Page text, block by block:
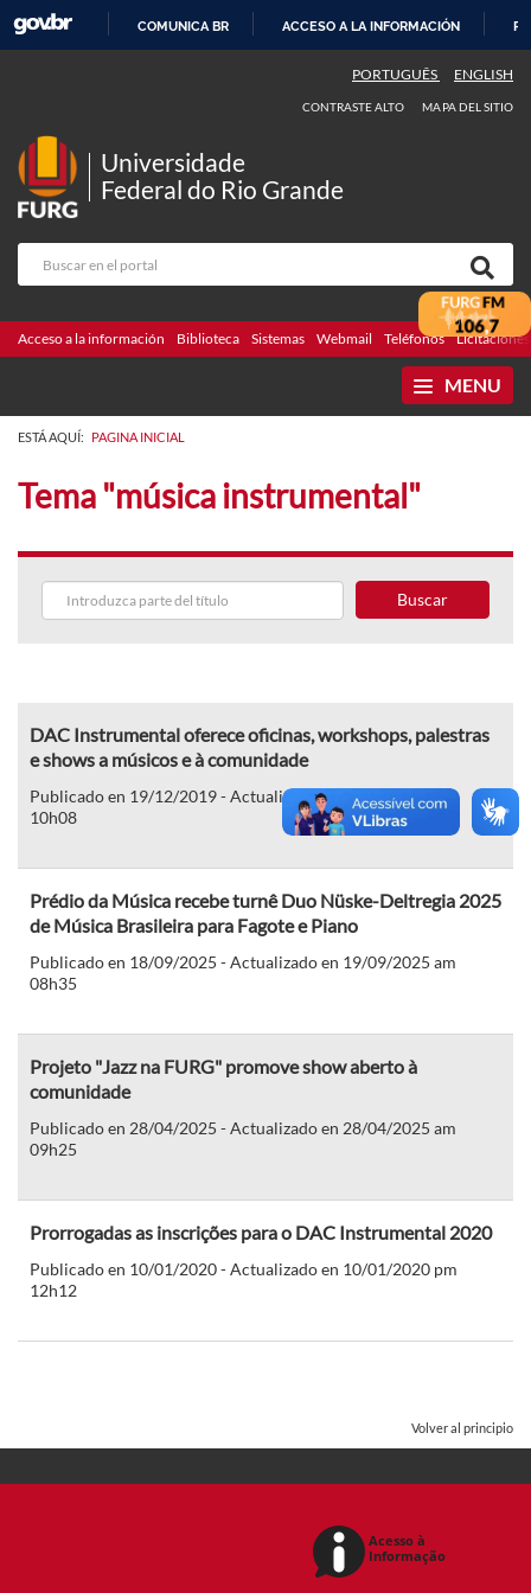
CONTENIDO
COMUNICA BR ACCESO A LA INFORMACIÓN
PORTUGUÊS ENGLISH
CONTRASTE ALTO MAPA DEL SITIO
Universidade
Federal do Rio Grande
Acceso a la información Biblioteca Sistemas Webmail Teléfonos Licitaciones
MENU
ESTÁ AQUÍ: PAGINA INICIAL
Tema "música instrumental"
Buscar
DAC Instrumental oferece oficinas, workshops, palestras
e shows a músicos e à comunidade
Publicado en 19/12/2019 - Actualizado en 10/01/2020 am
10h08
Prédio da Música recebe turnê Duo Nüske-Deltregia 2025
de Música Brasileira para Fagote e Piano
Publicado en 18/09/2025 - Actualizado en 19/09/2025 am
08h35
Projeto "Jazz na FURG" promove show aberto à
comunidade
Publicado en 28/04/2025 - Actualizado en 28/04/2025 am
09h25
Prorrogadas as inscrições para o DAC Instrumental 2020
Publicado en 10/01/2020 - Actualizado en 10/01/2020 pm
12h12
Volver al principio